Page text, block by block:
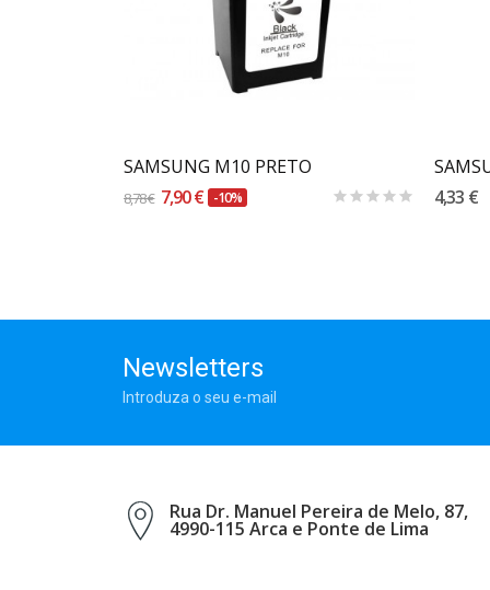
SAMSUNG M10 PRETO
8,78 € 7,90 € -10%
4,33 €
Newsletters
Introduza o seu e-mail
Rua Dr. Manuel Pereira de Melo, 87,
4990-115 Arca e Ponte de Lima